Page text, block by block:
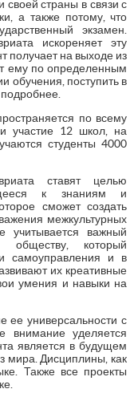
своей страны в связи с
а также потому, что
экзамен.
искореняет эту
получает на выходе из
ему по определенным
обучения, поступить в
по всему
участие 12 школ, на
студенты 4000
ставят целью
к знаниям и
сможет создать
межкультурных
учитывается важный
обществу, который
самоуправления и в
их креативные
умения и навыки на
ее универсальности с
внимание уделяется
является в будущем
мира. Дисциплины, как
Также все проекты